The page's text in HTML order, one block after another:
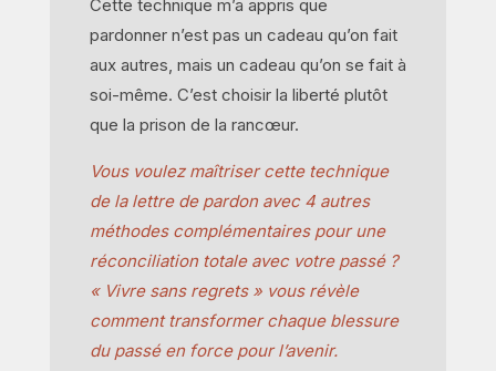
Cette technique m’a appris que
pardonner n’est pas un cadeau qu’on fait
aux autres, mais un cadeau qu’on se fait à
soi-même. C’est choisir la liberté plutôt
que la prison de la rancœur.
Vous voulez maîtriser cette technique
de la lettre de pardon avec 4 autres
méthodes complémentaires pour une
réconciliation totale avec votre passé ?
« Vivre sans regrets » vous révèle
comment transformer chaque blessure
du passé en force pour l’avenir.